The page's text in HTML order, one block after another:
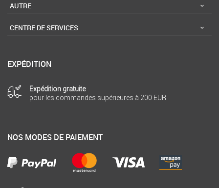
AUTRE
CENTRE DE SERVICES
EXPÉDITION
Expédition gratuite
pour les commandes supérieures à 200 EUR
NOS MODES DE PAIEMENT